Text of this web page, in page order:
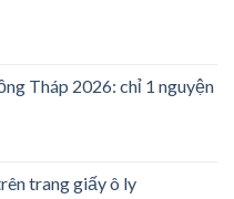
Tháp 2026: chỉ 1 nguyện
trang giấy ô ly